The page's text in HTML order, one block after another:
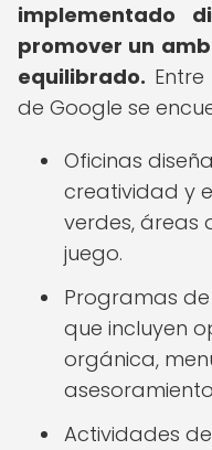
implementado
promover un
equilibrado.
de Google se
Oficinas
creatividad y
verdes, áreas
juego.
Programas
que incluyen
orgánica,
Actividades